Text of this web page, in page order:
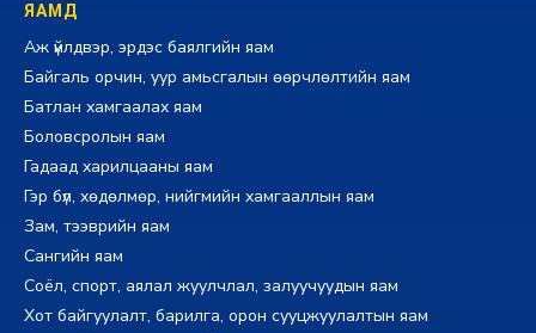
ЯАМД
Аж үйлдвэр, эрдэс баялгийн яам
Байгаль орчин, уур амьсгалын өөрчлөлтийн яам
Батлан хамгаалах яам
Боловсролын яам
Гадаад харилцааны яам
Гэр бүл, хөдөлмөр, нийгмийн хамгааллын яам
Зам, тээврийн яам
Сангийн яам
Соёл, спорт, аялал жуулчлал, залуучуудын яам
Хот байгуулалт, барилга, орон сууцжуулалтын яам